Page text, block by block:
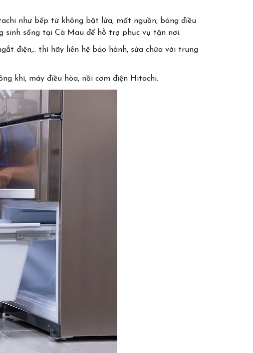
như bếp từ không bật lửa, mất nguồn, bảng điều
sinh sống tại Cà Mau để hỗ trợ phục vụ tận nơi.
điện,.. thì hãy liên hệ bảo hành, sửa chữa với trung
khí, máy điều hòa, nồi cơm điện Hitachi.